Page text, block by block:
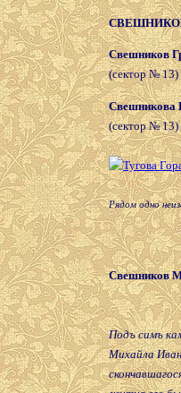
Свешников
(сектор № 13)
Свешникова
(сектор № 13)
Рядом одно
Свешников
Подъ симъ
Михайла